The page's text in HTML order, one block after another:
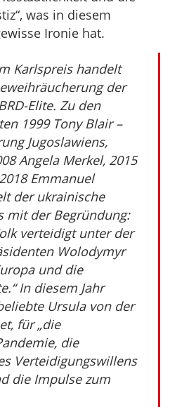
was in diesem
Ironie hat.
Karlspreis handelt
der
Elite. Zu den
1999 Tony Blair –
Jugoslawiens,
Angela Merkel, 2015
Emmanuel
der ukrainische
mit der Begründung:
verteidigt unter der
Wolodymyr
und die
In diesem Jahr
Ursula von der
für „die
die
Verteidigungswillens
die Impulse zum